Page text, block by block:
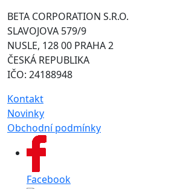
BETA CORPORATION S.R.O.
SLAVOJOVA 579/9
NUSLE, 128 00 PRAHA 2
ČESKÁ REPUBLIKA
IČO: 24188948
Kontakt
Novinky
Obchodní podmínky
Facebook